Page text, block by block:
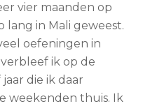
vier maanden op
lang in Mali geweest.
oefeningen in
ik op de
die ik daar
weekenden thuis. Ik